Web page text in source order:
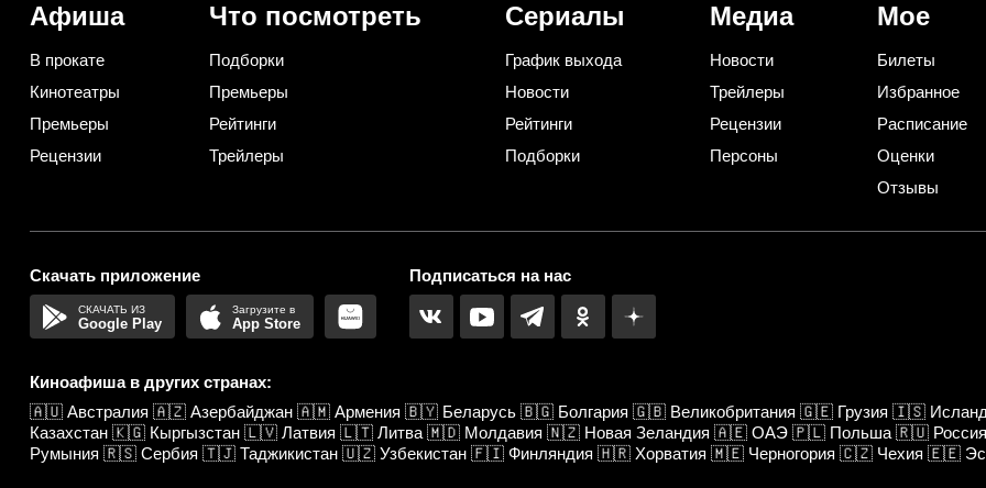
Афиша
В прокате
Кинотеатры
Премьеры
Рецензии
Что посмотреть
Подборки
Премьеры
Рейтинги
Трейлеры
Сериалы
График выхода
Новости
Рейтинги
Подборки
Медиа
Новости
Трейлеры
Рецензии
Персоны
Мое
Билеты
Избранное
Расписание
Оценки
Отзывы
Скачать приложение
Google Play App Store
Подписаться на нас
Киноафиша в других странах:
🇦🇺 Австралия 🇦🇿 Азербайджан 🇦🇲 Армения 🇧🇾 Беларусь 🇧🇬 Болгария 🇬🇧 Великобритания 🇬🇪 Грузия 🇮🇸
Казахстан 🇰🇬 Кыргызстан 🇱🇻 Латвия 🇱🇹 Литва 🇲🇩 Молдавия 🇳🇿 Новая Зеландия 🇦🇪 ОАЭ 🇵🇱 Польша 🇷🇺 Россия
Румыния 🇷🇸 Сербия 🇹🇯 Таджикистан 🇺🇿 Узбекистан 🇫🇮 Финляндия 🇭🇷 Хорватия 🇲🇪 Черногория 🇨🇿 Чехия 🇪🇪